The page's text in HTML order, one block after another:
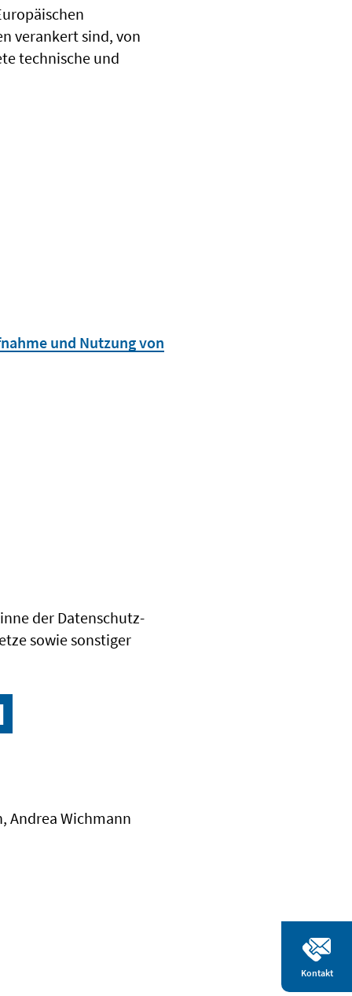
Kontakt
verankert sind, von
technische und
und Nutzung von
der Datenschutz-
sowie sonstiger
Andrea Wichmann